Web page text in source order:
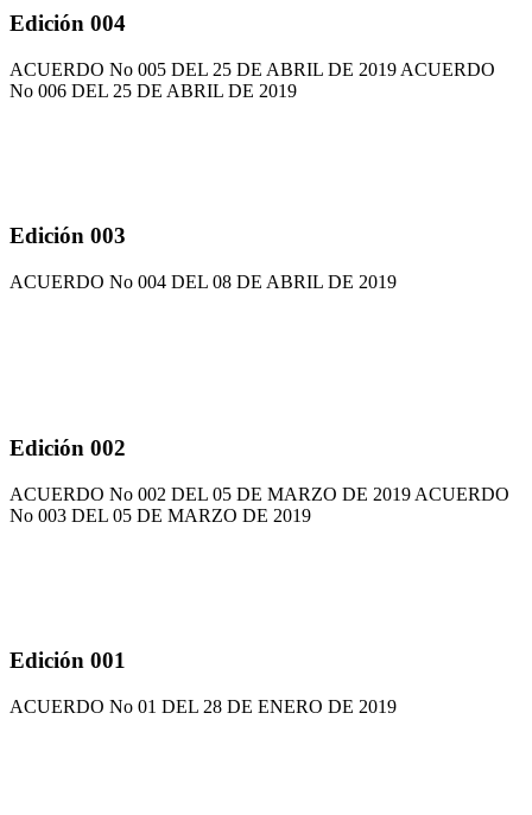
Edición 004
ACUERDO No 005 DEL 25 DE ABRIL DE 2019 ACUERDO
No 006 DEL 25 DE ABRIL DE 2019
Edición 003
ACUERDO No 004 DEL 08 DE ABRIL DE 2019
Edición 002
ACUERDO No 002 DEL 05 DE MARZO DE 2019 ACUERDO
No 003 DEL 05 DE MARZO DE 2019
Edición 001
ACUERDO No 01 DEL 28 DE ENERO DE 2019